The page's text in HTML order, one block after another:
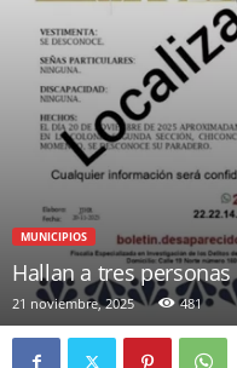
MUNICIPIOS
Hallan a tres
21 noviembre, 2025 481